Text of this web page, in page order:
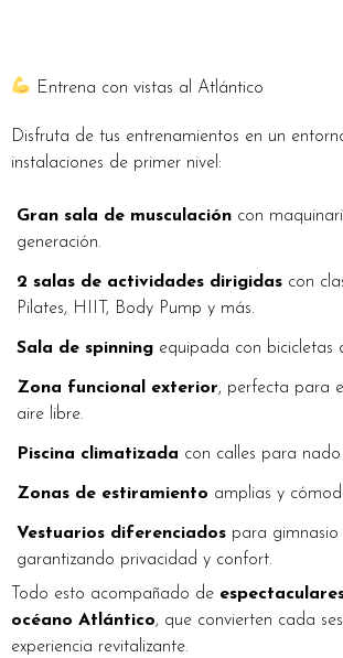
Entrena con vistas al Atlántico
Disfruta de tus entrenamientos en un
instalaciones de primer nivel:
Gran sala de musculación con
generación.
2 salas de actividades dirigidas con
Pilates, HIIT, Body Pump y más.
Sala de spinning equipada con bicicletas
Zona funcional exterior, perfecta para
aire libre.
Piscina climatizada con calles para nado
Zonas de estiramiento amplias y
Vestuarios diferenciados para gimnasio
garantizando privacidad y confort.
Todo esto acompañado de
océano Atlántico, que convierten cada
experiencia revitalizante.